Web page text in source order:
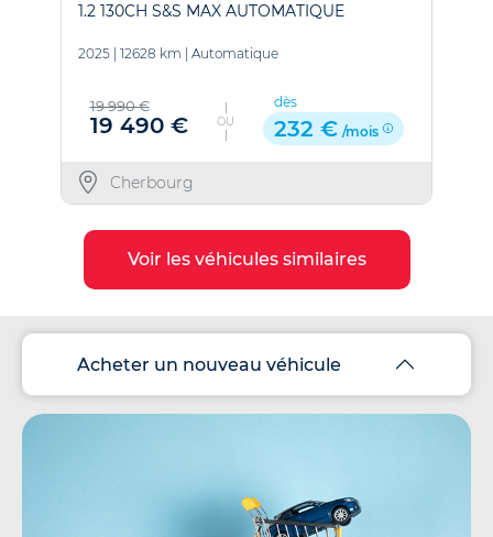
1.2 130CH S&S MAX AUTOMATIQUE
2025 12628 km Automatique
19 990 €
19 490 € OU
dès
232 € /mois
Cherbourg
Voir les véhicules similaires
Acheter un nouveau véhicule